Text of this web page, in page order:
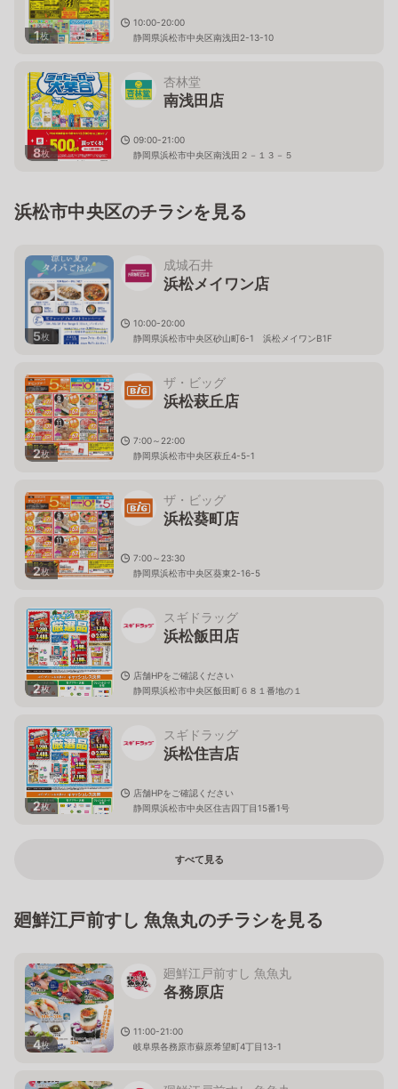
1枚
10:00-20:00
静岡県浜松市中央区南浅田2-13-10
8枚
杏林堂
南浅田店
09:00-21:00
静岡県浜松市中央区南浅田２－１３－５
浜松市中央区のチラシを見る
5枚
成城石井
浜松メイワン店
10:00-20:00
静岡県浜松市中央区砂山町6-1 浜松メイワンB1F
2枚
ザ・ビッグ
浜松萩丘店
7:00～22:00
静岡県浜松市中央区萩丘4-5-1
2枚
ザ・ビッグ
浜松葵町店
7:00～23:30
静岡県浜松市中央区葵東2-16-5
2枚
スギドラッグ
浜松飯田店
店舗HPをご確認ください
静岡県浜松市中央区飯田町６８１番地の１
2枚
スギドラッグ
浜松住吉店
店舗HPをご確認ください
静岡県浜松市中央区住吉四丁目15番1号
すべて見る
廻鮮江戸前すし 魚魚丸のチラシを見る
4枚
廻鮮江戸前すし 魚魚丸
各務原店
11:00-21:00
岐阜県各務原市蘇原希望町4丁目13-1